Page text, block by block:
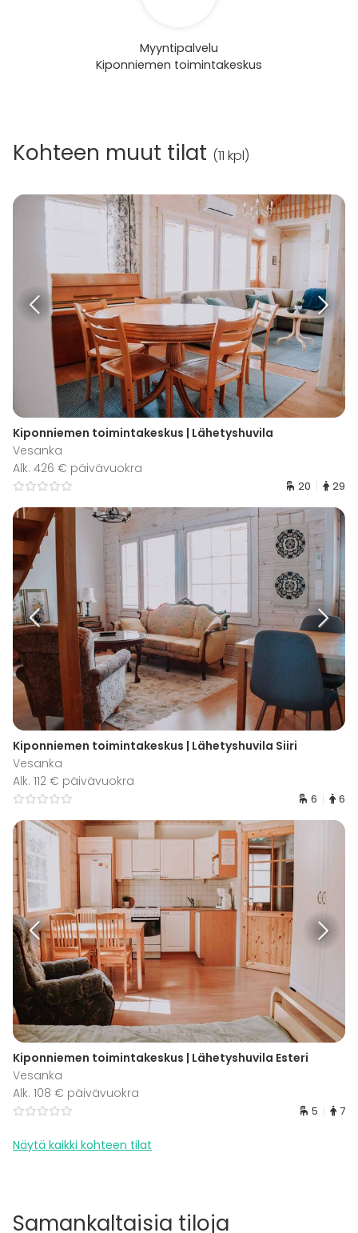
Myyntipalvelu
Kiponniemen toimintakeskus
Kohteen muut tilat (11 kpl)
Kiponniemen toimintakeskus | Lähetyshuvila
Vesanka
Alk. 426 € päivävuokra
20 29
Kiponniemen toimintakeskus | Lähetyshuvila Siiri
Vesanka
Alk. 112 € päivävuokra
6 6
Kiponniemen toimintakeskus | Lähetyshuvila Esteri
Vesanka
Alk. 108 € päivävuokra
5 7
Näytä kaikki kohteen tilat
Samankaltaisia tiloja